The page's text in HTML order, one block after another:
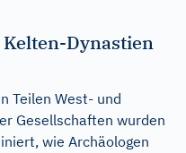
Dynastien
Teilen West- und
Gesellschaften wurden
wie Archäologen